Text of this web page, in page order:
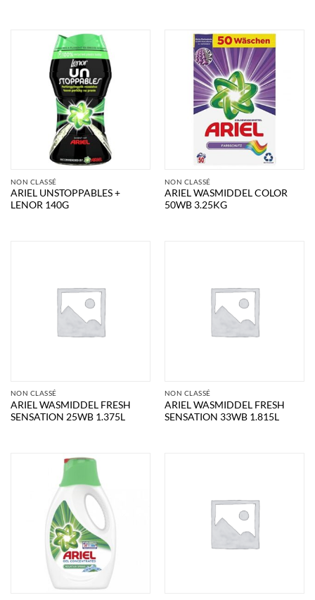
NON CLASSÉ
ARIEL UNSTOPPABLES +
LENOR 140G
NON CLASSÉ
ARIEL WASMIDDEL COLOR
50WB 3.25KG
NON CLASSÉ
ARIEL WASMIDDEL FRESH
SENSATION 25WB 1.375L
NON CLASSÉ
ARIEL WASMIDDEL FRESH
SENSATION 33WB 1.815L